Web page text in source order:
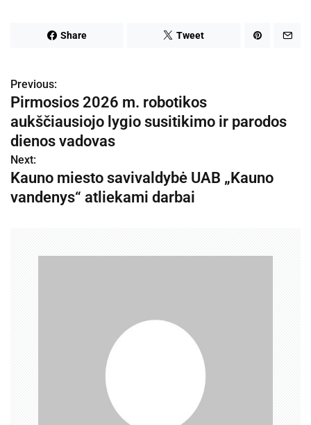
Share Tweet
N
a
v
i
g
Previous:
Pirmosios 2026 m. robotikos
aukščiausiojo lygio susitikimo ir parodos
dienos vadovas
Next:
Kauno miesto savivaldybė UAB „Kauno
vandenys“ atliekami darbai